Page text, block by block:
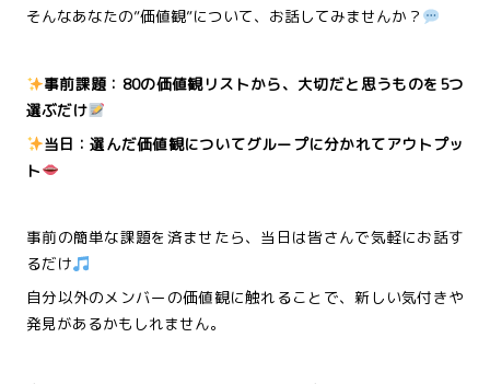
そんなあなたの”価値観”について、お話してみませんか？
事前課題：80の価値観リストから、大切だと思うものを5つ
選ぶだけ
当日：選んだ価値観についてグループに分かれてアウトプッ
ト
事前の簡単な課題を済ませたら、当日は皆さんで気軽にお話す
るだけ
自分以外のメンバーの価値観に触れることで、新しい気付きや
発見があるかもしれません。